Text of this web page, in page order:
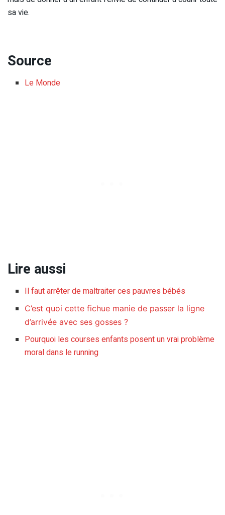
sa vie.
Source
Le Monde
Lire aussi
Il faut arrêter de maltraiter ces pauvres bébés
C’est quoi cette fichue manie de passer la ligne
d’arrivée avec ses gosses ?
Pourquoi les courses enfants posent un vrai problème
moral dans le running